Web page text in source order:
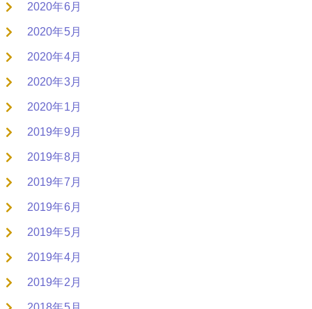
2020年6月
2020年5月
2020年4月
2020年3月
2020年1月
2019年9月
2019年8月
2019年7月
2019年6月
2019年5月
2019年4月
2019年2月